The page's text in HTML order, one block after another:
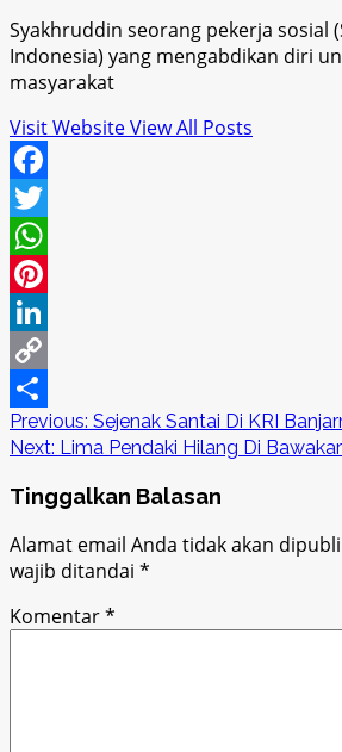
Syakhruddin seorang pekerja sosial
Indonesia) yang mengabdikan diri
masyarakat
Visit WebsiteView All Posts
Facebook
Twitter
WhatsApp
Pinterest
LinkedIn
Copy
Link
Share
Post
navigation
Previous: Sejenak Santai Di KRI
Next: Lima Pendaki Hilang Di
Tinggalkan Balasan
Alamat email Anda tidak akan
wajib ditandai *
Komentar*